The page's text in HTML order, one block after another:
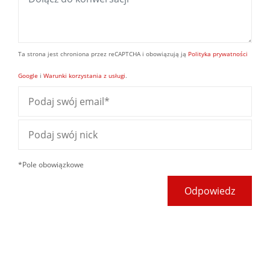
Ta strona jest chroniona przez reCAPTCHA i obowiązują ją Polityka prywatności
Google i Warunki korzystania z usługi.
*Pole obowiązkowe
Odpowiedz